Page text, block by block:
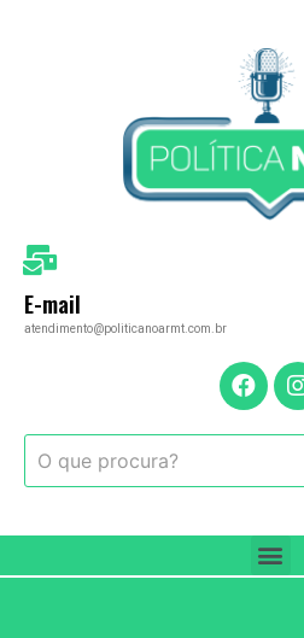
E-mail
atendimento@politicanoarmt.com.br